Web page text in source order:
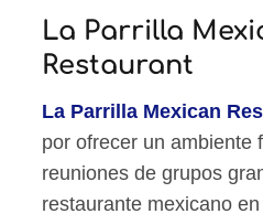
La Parrilla
Restaurant
La Parrilla Mexican
por ofrecer un ambiente
reuniones de grupos
restaurante mexicano